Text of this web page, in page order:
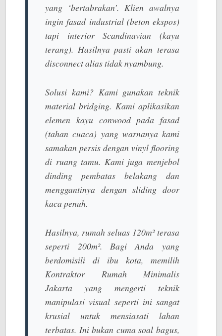
yang ‘bertabrakan’. Klien awalnya
ingin fasad industrial (beton ekspos)
tapi interiorScandinavian (kayu
terang). Hasilnya pasti akan terasa
disconnectalias tidak nyambung.
Solusi kami? Kami gunakan teknik
material bridging. Kami aplikasikan
elemen kayu conwoodpada fasad
(tahan cuaca) yang warnanya kami
samakan persis dengan vinyl flooring
di ruang tamu. Kami juga menjebol
dinding pembatas belakang dan
menggantinya dengansliding door
kaca penuh.
Hasilnya, rumah seluas 120m² terasa
seperti 200m². Bagi Anda yang
berdomisili di ibu kota, memilih
Kontraktor Rumah Minimalis
Jakarta yang mengerti teknik
manipulasi visual seperti ini sangat
krusial untuk mensiasati lahan
terbatas. Ini bukan cuma soal bagus,